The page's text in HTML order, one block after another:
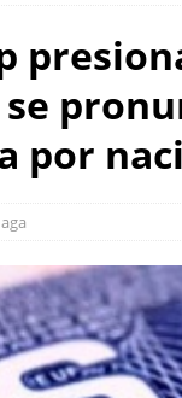
Encuentran cuerpo
ESTATAL
Guadalupe y Calvo
menos 60 elementos más
Marco Bonilla cumple:
por